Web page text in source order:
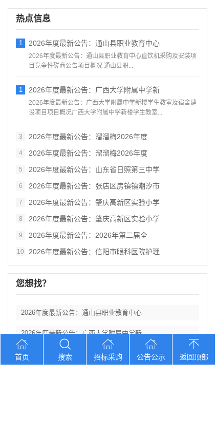
热点信息
1 2026年度最新公告：通山县职业教育中心
2026年度最新公告：通山县职业教育中心直饮机采购及安装项
目竞争性磋商公告项目概况 通山县职...
1 2026年度最新公告：广西大学附属中学新
2026年度最新公告：广西大学附属中学新楼学生教室及宿舍建
设项目项目概况广西大学附属中学新楼学生教室...
3 2026年度最新公告：溜溜梅2026年度
4 2026年度最新公告：溜溜梅2026年度
5 2026年度最新公告：山东省日照第三中学
6 2026年度最新公告：张店区房镇镇潮汐市
7 2026年度最新公告：肇庆高新区实验小学
8 2026年度最新公告：肇庆高新区实验小学
9 2026年度最新公告：2026年第二届全
10 2026年度最新公告：信阳市眼科医院护理
您想找？
2026年度最新公告：通山县职业教育中心
2026年度最新公告：广西大学附属中学新
2026年度最新公告：溜溜梅2026年度
首页 搜索 招标采购 公告公示 返回顶部